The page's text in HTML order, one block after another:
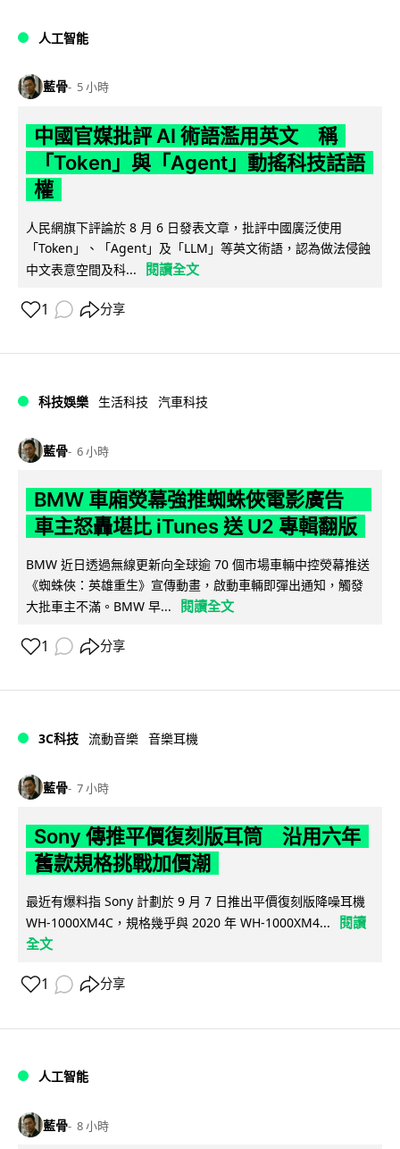
人工智能
藍骨 5 小時
中國官媒批評 AI 術語濫用英文 稱
「Token」與「Agent」動搖科技話語
權
人民網旗下評論於 8 月 6 日發表文章，批評中國廣泛使用
「Token」、「Agent」及「LLM」等英文術語，認為做法侵蝕
中文表意空間及科...
閱讀全文
1 分享
科技娛樂 生活科技 汽車科技
藍骨 6 小時
BMW 車廂熒幕強推蜘蛛俠電影廣告
車主怒轟堪比 iTunes 送 U2 專輯翻版
BMW 近日透過無線更新向全球逾 70 個市場車輛中控熒幕推送
《蜘蛛俠：英雄重生》宣傳動畫，啟動車輛即彈出通知，觸發
大批車主不滿。BMW 早...
閱讀全文
1 分享
3C科技 流動音樂 音樂耳機
藍骨 7 小時
Sony 傳推平價復刻版耳筒 沿用六年
舊款規格挑戰加價潮
最近有爆料指 Sony 計劃於 9 月 7 日推出平價復刻版降噪耳機
WH-1000XM4C，規格幾乎與 2020 年 WH-1000XM4...
閱讀
全文
1 分享
人工智能
藍骨 8 小時